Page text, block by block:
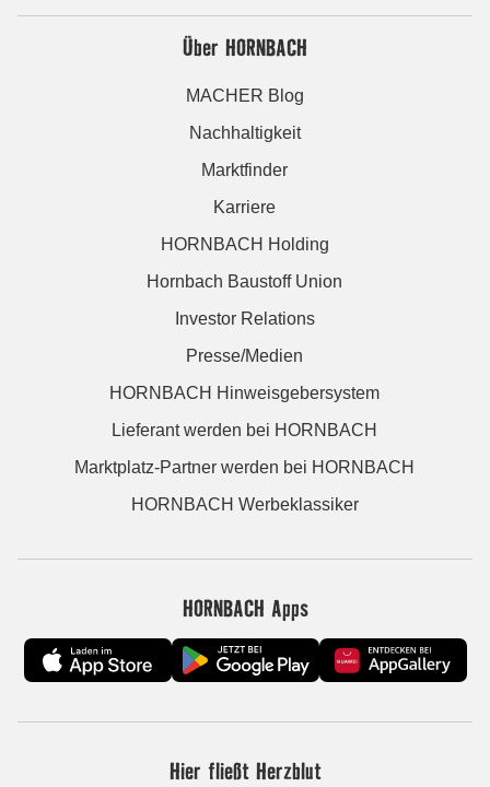
Über HORNBACH
MACHER Blog
Nachhaltigkeit
Marktfinder
Karriere
HORNBACH Holding
Hornbach Baustoff Union
Investor Relations
Presse/Medien
HORNBACH Hinweisgebersystem
Lieferant werden bei HORNBACH
Marktplatz-Partner werden bei HORNBACH
HORNBACH Werbeklassiker
HORNBACH Apps
Hier fließt Herzblut